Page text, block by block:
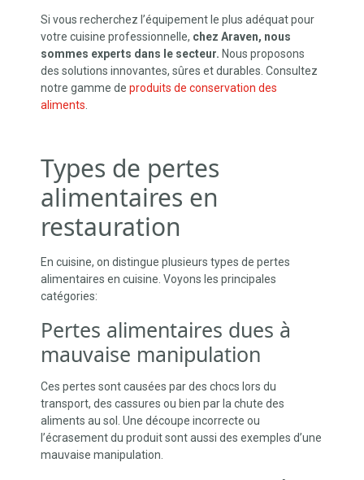
Si vous recherchez l’équipement le plus adéquat pour
votre cuisine professionnelle, chez Araven, nous
sommes experts dans le secteur. Nous proposons
des solutions innovantes, sûres et durables. Consultez
notre gamme de produits de conservation des
aliments
Types de pertes
alimentaires en
restauration
En cuisine, on distingue plusieurs types de pertes
alimentaires en cuisine. Voyons les principales
catégories:
Pertes alimentaires dues à
mauvaise manipulation
Ces pertes sont causées par des chocs lors du
transport, des cassures ou bien par la chute des
aliments au sol. Une découpe incorrecte ou
l’écrasement du produit sont aussi des exemples d’une
mauvaise manipulation.